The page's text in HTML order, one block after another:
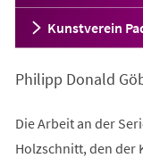
Kunstverein
Philipp Donald
Die Arbeit an der
Holzschnitt, den der